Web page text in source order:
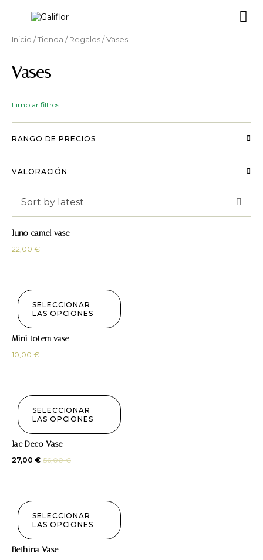
Inicio /Tienda / Regalos / Vases
Vases
Limpiar filtros
RANGO DE PRECIOS
VALORACIÓN
Sort by latest
Juno camel vase
22,00 €
SELECCIONAR
LAS OPCIONES
Mini totem vase
10,00 €
SELECCIONAR
LAS OPCIONES
Jac Deco Vase
56,00€
27,00 €
SELECCIONAR
LAS OPCIONES
Bethina Vase